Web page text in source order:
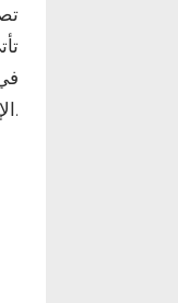
الإيجابي والسلبي حول كل منتج وفهم السبب وراء ذلك.